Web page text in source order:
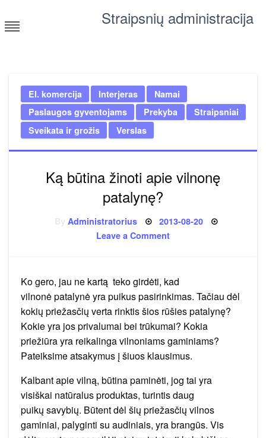
to
content
Straipsnių administracija
El. komercija Interjeras
Namai
Paslaugos gyventojams
Prekyba
Straipsniai
Sveikata ir grožis
Verslas
Ką būtina žinoti apie vilnonę
patalynę?
Administratorius Posted
2013-08-20
Leave a Commenton
vilnonę
patalynę?
Ko gero, jau ne kartą teko girdėti, kad
vilnonė patalynė yra puikus pasirinkimas. Tačiau dėl
kokių priežasčių verta rinktis šios rūšies patalynę?
Kokie yra jos privalumai bei trūkumai? Kokia
priežiūra yra reikalinga vilnoniams gaminiams?
Pateiksime atsakymus į šiuos klausimus.
Kalbant apie vilną, būtina paminėti, jog tai yra
visiškai natūralus produktas, turintis daug
puikų savybių. Būtent dėl šių priežasčių vilnos
gaminiai, palyginti su audiniais, yra brangūs. Vis